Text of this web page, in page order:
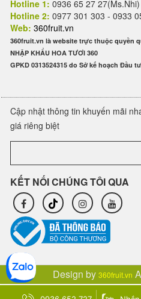
Hotline 1: 0936 65 27 27(Ms.Nhi)
Hotline 2: 0977 301 303 - 0933
Web: 360fruit.vn
360fruit.vn là website trực thuộc quyền
NHẬP KHẨU HOA TƯƠI 360
GPKD 0313524315 do Sở kế hoạch Đầu
Cập nhật thông tin khuyến mãi
giá riêng biệt
KẾT NỐI CHÚNG TÔI QUA
Design by 360fruit.vn